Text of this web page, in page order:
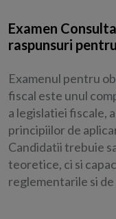
Examen
raspunsuri
Examenul pentru
fiscal este unul
a legislatiei fiscale,
principiilor de
Candidatii trebuie
teoretice, ci si
reglementarile si de